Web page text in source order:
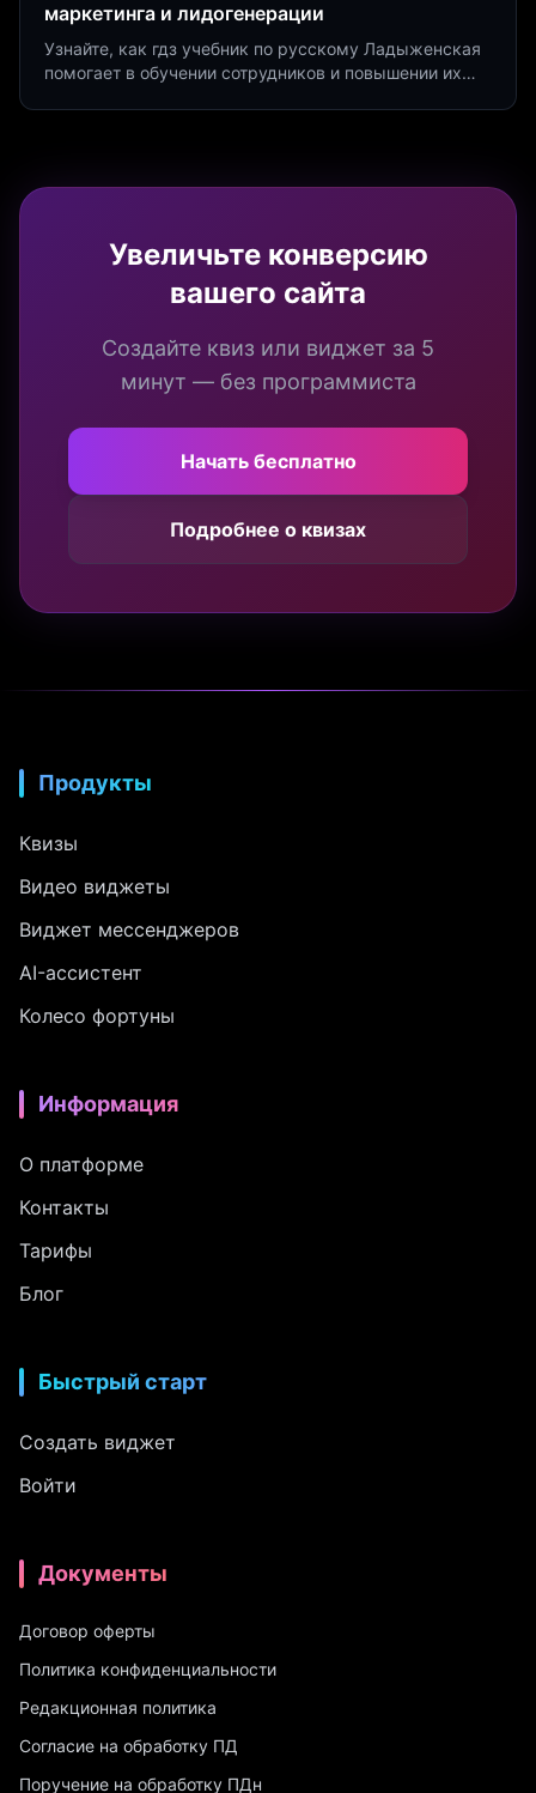
маркетинга и лидогенерации
Узнайте, как гдз учебник по русскому Ладыженская
помогает в обучении сотрудников и повышении их
Увеличьте конверсию
вашего сайта
Создайте квиз или виджет за 5
минут — без программиста
Начать бесплатно
Подробнее о квизах
Продукты
Квизы
Видео виджеты
Виджет мессенджеров
AI-ассистент
Колесо фортуны
Информация
О платформе
Контакты
Тарифы
Блог
Быстрый старт
Создать виджет
Войти
Документы
Договор оферты
Политика конфиденциальности
Редакционная политика
Согласие на обработку ПД
Поручение на обработку ПДн